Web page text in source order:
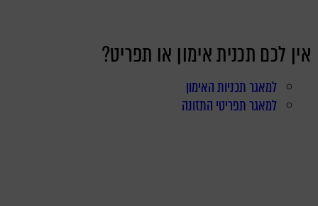
אין לכם תכנית אימון או תפריט?
למאגר תכניות האימון
למאגר תפריטי התזונה